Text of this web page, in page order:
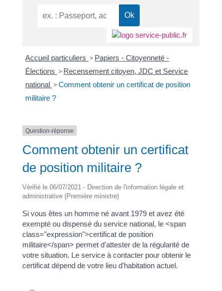
Accueil particuliers > Papiers - Citoyenneté -
Élections > Recensement citoyen, JDC et Service
national >Comment obtenir un certificat de position
militaire ?
Question-réponse
Comment obtenir un certificat
de position militaire ?
Vérifié le 06/07/2021 - Direction de l'information légale et
administrative (Première ministre)
Si vous êtes un homme né avant 1979 et avez été
exempté ou dispensé du service national, le <span
class="expression">certificat de position
militaire</span> permet d'attester de la régularité de
votre situation. Le service à contacter pour obtenir le
certificat dépend de votre lieu d'habitation actuel.